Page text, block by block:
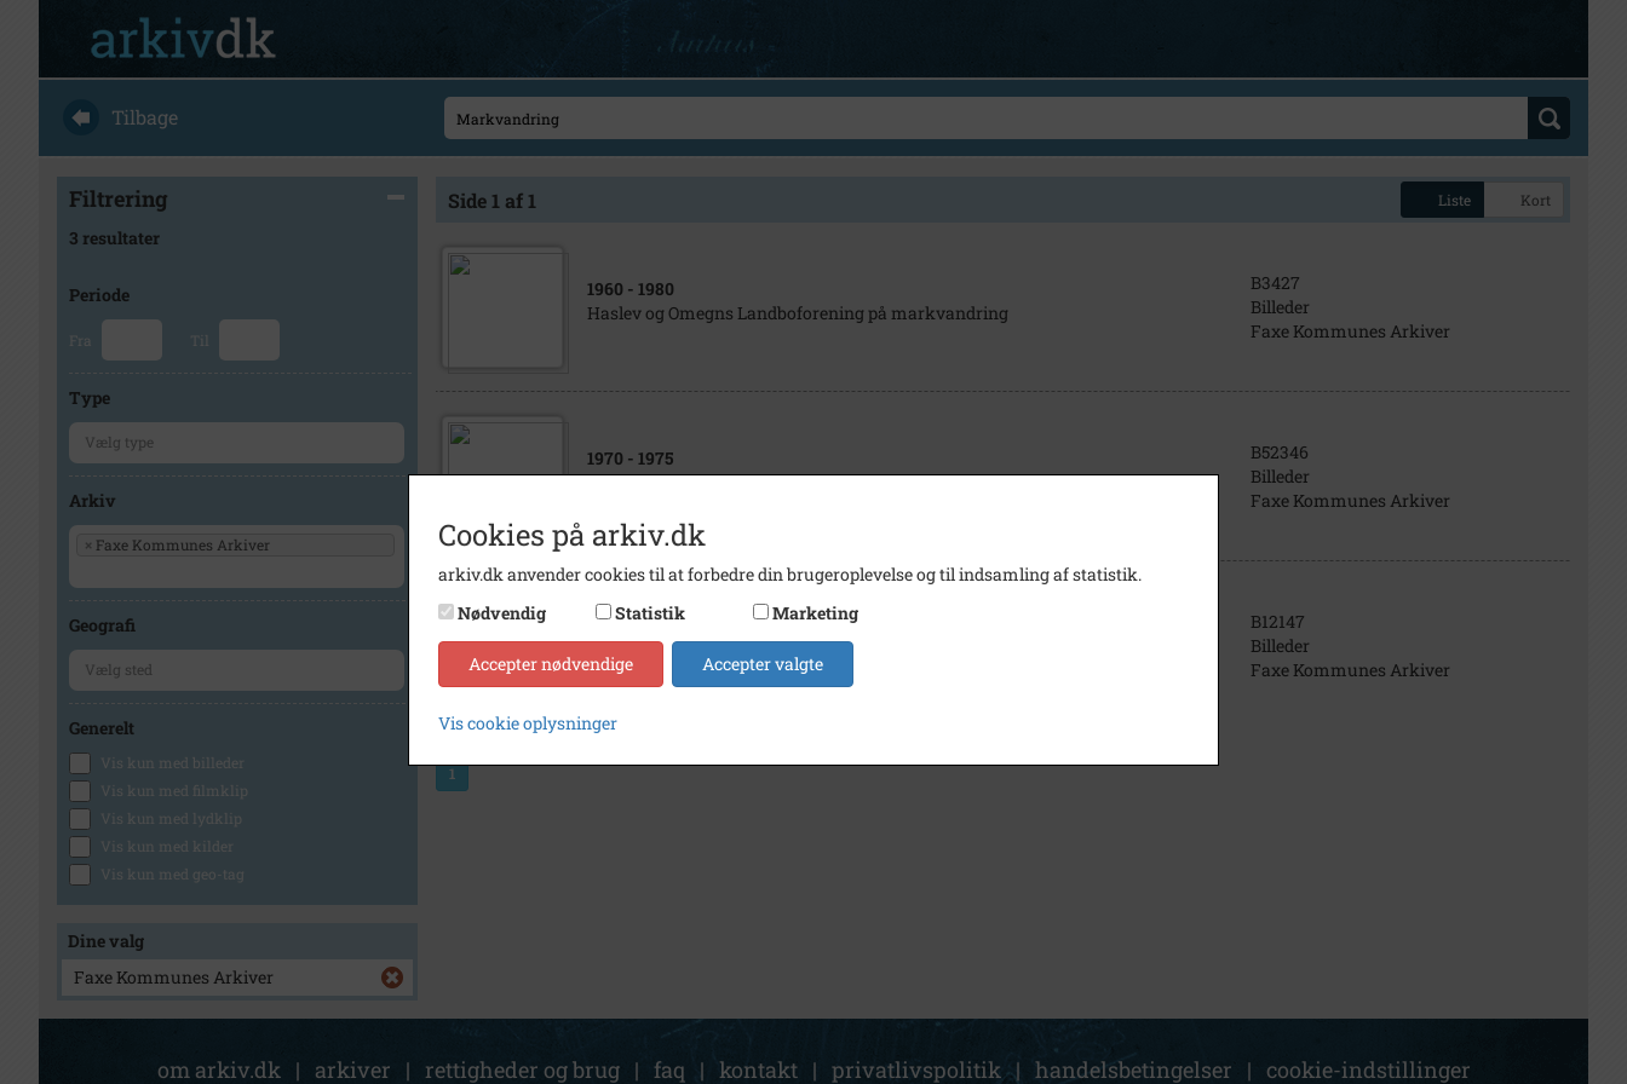
Tilbage
Filtrering
3 resultater
Periode
Fra Til
Type
Arkiv
× Faxe Kommunes Arkiver
Geografi
Generelt
Vis kun med billeder
Vis kun med filmklip
Vis kun med lydklip
Vis kun med kilder
Vis kun med geo-tag
Dine valg
Faxe Kommunes Arkiver
Side 1 af 1 Liste Kort
1960 - 1980
Haslev og Omegns Landboforening på markvandring
B3427
Billeder
Faxe Kommunes Arkiver
1970 - 1975
Markvandring
B52346
Billeder
Faxe Kommunes Arkiver
1975
Markvandring i Haslev Landboforening, 1975
B12147
Billeder
Faxe Kommunes Arkiver
1
om arkiv.dk | arkiver | rettigheder og brug | faq | kontakt | privatlivspolitik | handelsbetingelser | cookie-indstillinger
Cookies på arkiv.dk
arkiv.dk anvender cookies til at forbedre din brugeroplevelse og til indsamling af statistik.
Nødvendig
Statistik Marketing
Accepter nødvendige Accepter valgte
Vis cookie oplysninger